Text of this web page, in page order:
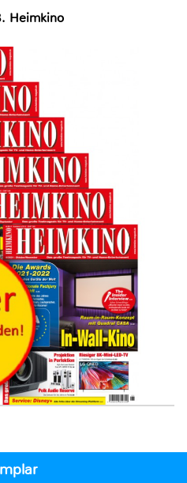
Heimkino